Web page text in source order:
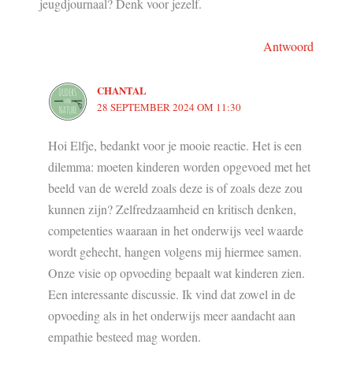
jeugdjournaal? Denk voor jezelf.
Antwoord
CHANTAL
28 SEPTEMBER 2024 OM 11:30
Hoi Elfje, bedankt voor je mooie reactie. Het is een
dilemma: moeten kinderen worden opgevoed met het
beeld van de wereld zoals deze is of zoals deze zou
kunnen zijn? Zelfredzaamheid en kritisch denken,
competenties waaraan in het onderwijs veel waarde
wordt gehecht, hangen volgens mij hiermee samen.
Onze visie op opvoeding bepaalt wat kinderen zien.
Een interessante discussie. Ik vind dat zowel in de
opvoeding als in het onderwijs meer aandacht aan
empathie besteed mag worden.